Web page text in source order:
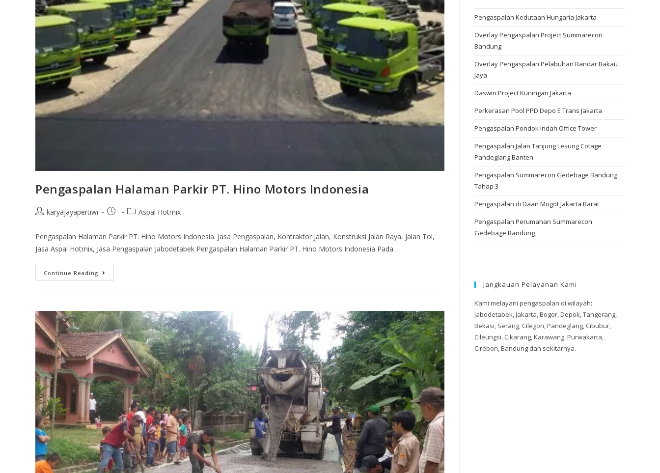
Pengaspalan Halaman Parkir PT. Hino Motors Indonesia
karyajayapertiwi Aspal Hotmix
Pengaspalan Halaman Parkir PT. Hino Motors Indonesia. Jasa Pengaspalan, Kontraktor Jalan, Konstruksi Jalan Raya, Jalan Tol,
Jasa Aspal Hotmix, Jasa Pengaspalan Jabodetabek Pengaspalan Halaman Parkir PT. Hino Motors Indonesia Pada…
Continue Reading
Pengaspalan Kedutaan Hungaria Jakarta
Overlay Pengaspalan Project Summarecon
Bandung
Overlay Pengaspalan Pelabuhan Bandar Bakau
Jaya
Daswin Project Kuningan Jakarta
Perkerasan Pool PPD Depo E Trans Jakarta
Pengaspalan Pondok Indah Office Tower
Pengaspalan Jalan Tanjung Lesung Cotage
Pandeglang Banten
Pengaspalan Summarecon Gedebage Bandung
Tahap 3
Pengaspalan di Daan Mogot Jakarta Barat
Pengaspalan Perumahan Summarecon
Gedebage Bandung
Jangkauan Pelayanan Kami
Kami melayani pengaspalan di wilayah:
Jabodetabek, Jakarta, Bogor, Depok, Tangerang,
Bekasi, Serang, Cilegon, Pandeglang, Cibubur,
Cileungsi, Cikarang, Karawang, Purwakarta,
Cirebon, Bandung dan sekitarnya.